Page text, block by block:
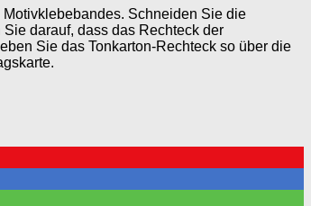
Schneiden Sie die
darauf, dass das Rechteck der
Sie das Tonkarton-Rechteck so über die